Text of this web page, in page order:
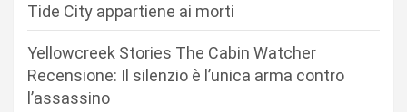
Tide City appartiene ai morti
Yellowcreek Stories The Cabin Watcher
Recensione: Il silenzio è l’unica arma contro
l’assassino